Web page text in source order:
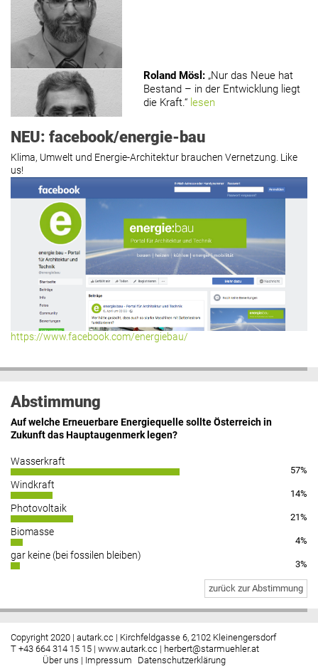
Roland Mösl : „Nur das Neue hat
Bestand – in der Entwicklung liegt
die Kraft.“ lesen
Roland Mösl: „Man wollte wohl
Kasse machen statt neue Produkte
erfinden.“ lesen
Hier geht’s zu allen Kommentaren
NEU: facebook/energie-bau
Klima, Umwelt und Energie-Architektur brauchen Vernetzung. Like
us!
https://www.facebook.com/energiebau/
Abstimmung
Auf welche Erneuerbare Energiequelle sollte Österreich in
Zukunft das Hauptaugenmerk legen?
Wasserkraft
57%
Windkraft
14%
Photovoltaik
21%
Biomasse
4%
gar keine (bei fossilen bleiben)
3%
zurück zur Abstimmung
Copyright 2020 | autark.cc | Kirchfeldgasse 6, 2102 Kleinengersdorf
T +43 664 314 15 15 | www.autark.cc | herbert@starmuehler.at
Über uns | Impressum Datenschutzerklärung